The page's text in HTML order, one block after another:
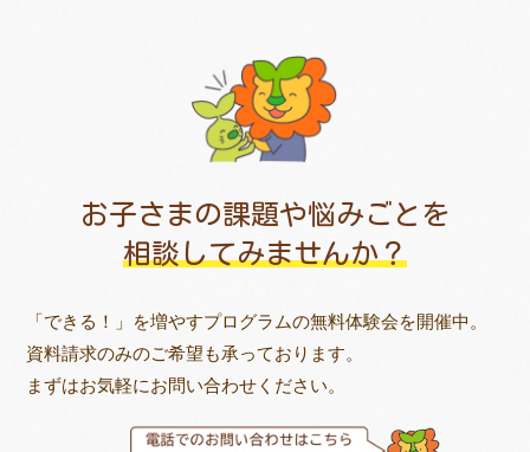
お子さまの課題や悩みごとを
相談してみませんか？
「できる！」を増やすプログラムの無料体験会を開催中。
資料請求のみのご希望も承っております。
まずはお気軽にお問い合わせください。